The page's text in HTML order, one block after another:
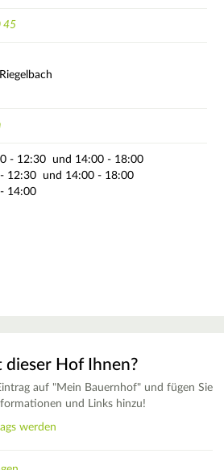
45
- 12:30
und 14:00 - 18:00
12:30
und 14:00 - 18:00
14:00
dieser Hof Ihnen?
auf "Mein Bauernhof" und fügen Sie
und Links hinzu!
werden